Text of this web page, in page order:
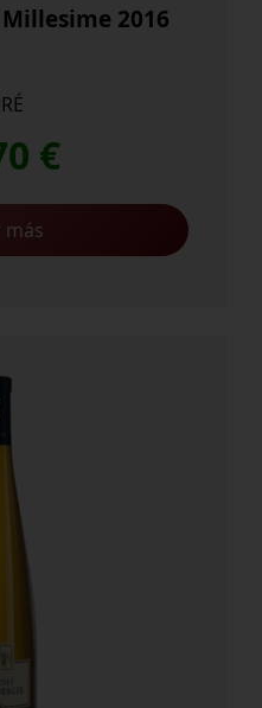
2016
€
más